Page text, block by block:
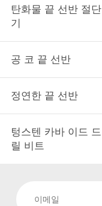
탄화물 끝 선반 절단
기
공 코 끝 선반
정연한 끝 선반
텅스텐 카바 이드 드
릴 비트